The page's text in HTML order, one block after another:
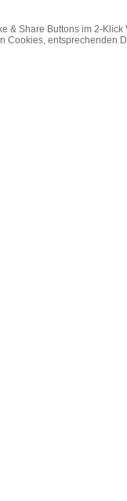
Share Buttons im 2-
entsprechenden